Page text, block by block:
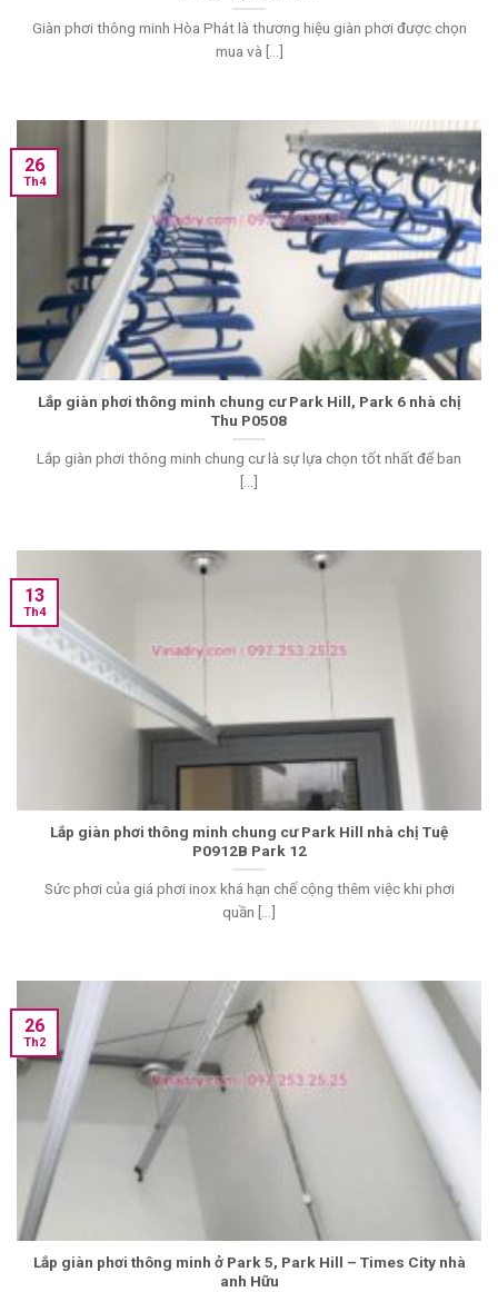
Giàn phơi thông minh Hòa Phát là thương hiệu giàn phơi được chọn
mua và [...]
Lắp giàn phơi thông minh chung cư Park Hill, Park 6 nhà chị
Thu P0508
Lắp giàn phơi thông minh chung cư là sự lựa chọn tốt nhất để ban
[...]
26
Th4
Lắp giàn phơi thông minh chung cư Park Hill nhà chị Tuệ
P0912B Park 12
Sức phơi của giá phơi inox khá hạn chế cộng thêm việc khi phơi
quần [...]
13
Th4
Lắp giàn phơi thông minh ở Park 5, Park Hill – Times City nhà
anh Hữu
26
Th2